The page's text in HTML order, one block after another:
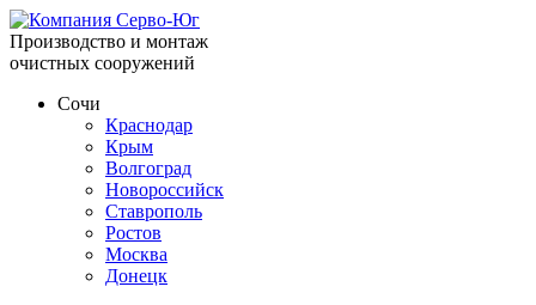
Производство и монтаж
очистных сооружений
Сочи
Краснодар
Крым
Волгоград
Новороссийск
Ставрополь
Ростов
Москва
Донецк